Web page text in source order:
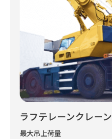
ラフテレーンクレーン
最大吊上荷量